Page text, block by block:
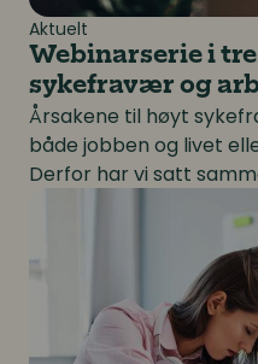
Aktuelt
Webinarserie i
sykefravær og
Årsakene til høyt
både jobben og livet
Derfor har vi satt
belyser ulike aspekter
arbeidsmiljø. Det
pårørenderollen, og ga
å være pårørende,
oppgaven og hva
webinaret her!
Høytfungerende